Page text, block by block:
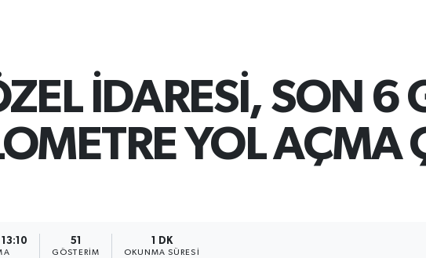
İDARESİ, SON 6
YOL AÇMA
51
GÖSTERIM
1 DK
OKUNMA SÜRESI